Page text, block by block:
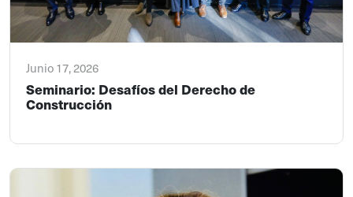
Junio 17, 2026
Seminario: Desafíos del Derecho de
Construcción